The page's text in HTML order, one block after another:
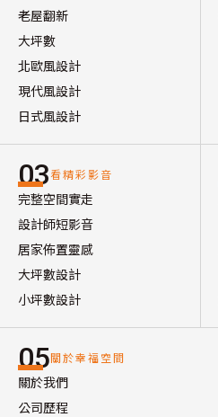
老屋翻新
大坪數
北歐風設計
現代風設計
日式風設計
03看精彩影音
完整空間實走
設計師短影音
居家佈置靈感
大坪數設計
小坪數設計
05關於幸福空間
關於我們
公司歷程